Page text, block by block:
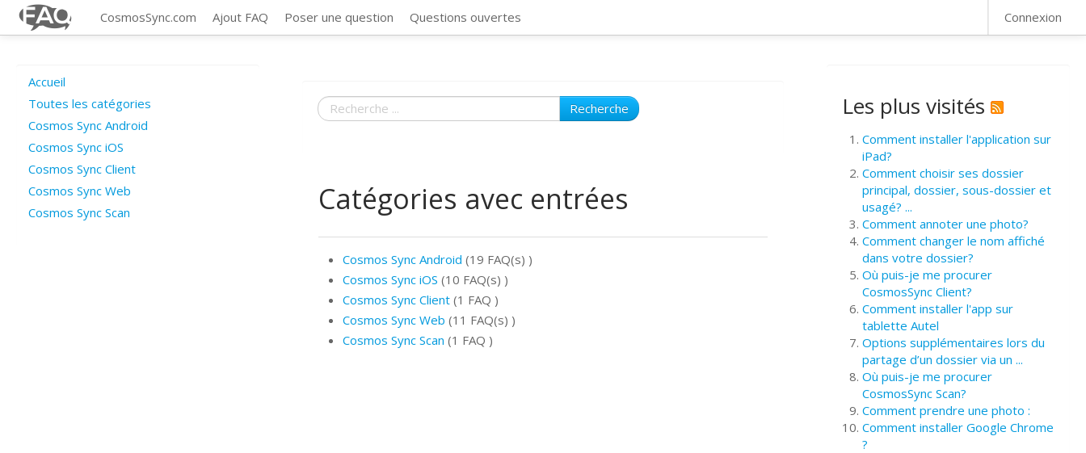
CosmosSync.com Ajout FAQ Poser une question Questions ouvertes Connexion
Accueil
Toutes les catégories
Cosmos Sync Android
Cosmos Sync iOS
Cosmos Sync Client
Cosmos Sync Web
Cosmos Sync Scan
Recherche
Catégories avec entrées
Cosmos Sync Android (19 FAQ(s) )
Cosmos Sync iOS (10 FAQ(s) )
Cosmos Sync Client (1 FAQ )
Cosmos Sync Web (11 FAQ(s) )
Cosmos Sync Scan (1 FAQ )
Les plus visités
Comment installer l'application sur
iPad?
Comment choisir ses dossier
principal, dossier, sous-dossier et
usagé? ...
Comment annoter une photo?
Comment changer le nom affiché
dans votre dossier?
Où puis-je me procurer
CosmosSync Client?
Comment installer l'app sur
tablette Autel
Options supplémentaires lors du
partage d’un dossier via un ...
Où puis-je me procurer
CosmosSync Scan?
Comment prendre une photo :
Comment installer Google Chrome
?